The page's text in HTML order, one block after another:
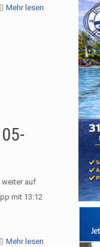
Mehr lesen
weiter auf
mit 13:12
Mehr lesen